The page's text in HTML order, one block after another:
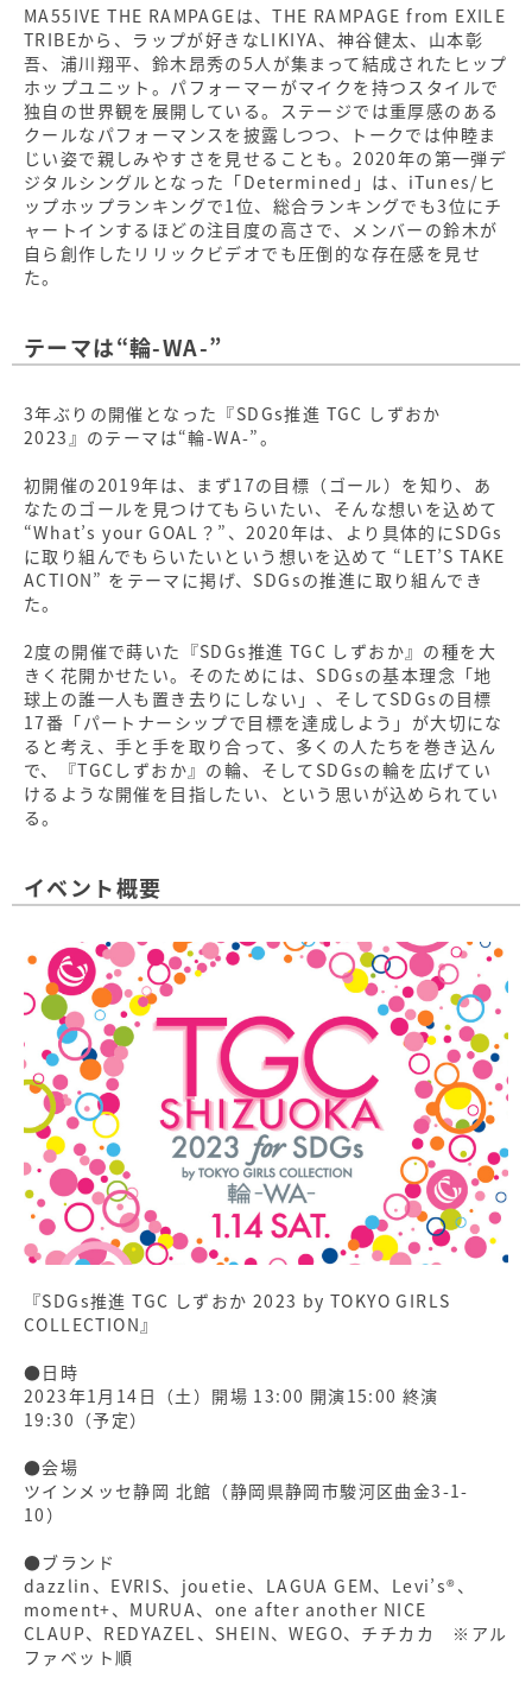
MA55IVE THE RAMPAGEは、THE RAMPAGE from EXILE
TRIBEから、ラップが好きなLIKIYA、神谷健太、山本彰
吾、浦川翔平、鈴木昂秀の5人が集まって結成されたヒップ
ホップユニット。パフォーマーがマイクを持つスタイルで
独自の世界観を展開している。ステージでは重厚感のある
クールなパフォーマンスを披露しつつ、トークでは仲睦ま
じい姿で親しみやすさを見せることも。2020年の第一弾デ
ジタルシングルとなった「Determined」は、iTunes/ヒ
ップホップランキングで1位、総合ランキングでも3位にチ
ャートインするほどの注目度の高さで、メンバーの鈴木が
自ら創作したリリックビデオでも圧倒的な存在感を見せ
た。
テーマは“輪-WA-”
3年ぶりの開催となった『SDGs推進 TGC しずおか
2023』のテーマは“輪-WA-”。
初開催の2019年は、まず17の目標（ゴール）を知り、あ
なたのゴールを見つけてもらいたい、そんな想いを込めて
“What’s your GOAL？”、2020年は、より具体的にSDGs
に取り組んでもらいたいという想いを込めて “LET’S TAKE
ACTION” をテーマに掲げ、SDGsの推進に取り組んでき
た。
2度の開催で蒔いた『SDGs推進 TGC しずおか』の種を大
きく花開かせたい。そのためには、SDGsの基本理念「地
球上の誰一人も置き去りにしない」、そしてSDGsの目標
17番「パートナーシップで目標を達成しよう」が大切にな
ると考え、手と手を取り合って、多くの人たちを巻き込ん
で、『TGCしずおか』の輪、そしてSDGsの輪を広げてい
けるような開催を目指したい、という思いが込められてい
る。
イベント概要
『SDGs推進 TGC しずおか 2023 by TOKYO GIRLS
COLLECTION』
●日時
2023年1月14日（土）開場 13:00 開演15:00 終演
19:30（予定）
●会場
ツインメッセ静岡 北館（静岡県静岡市駿河区曲金3-1-
10）
●ブランド
dazzlin、EVRIS、jouetie、LAGUA GEM、Levi’s®、
moment+、MURUA、one after another NICE
CLAUP、REDYAZEL、SHEIN、WEGO、チチカカ ※アル
ファベット順